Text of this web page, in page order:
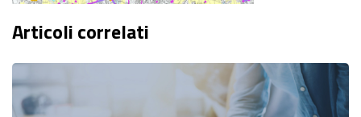
Articoli correlati